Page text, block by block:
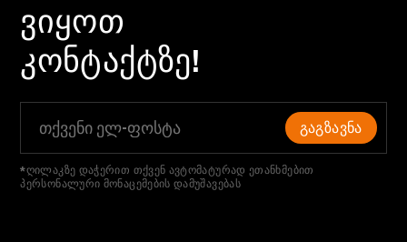
ᲕᲘᲧᲝᲗ
ᲙᲝᲜᲢᲐᲥᲢᲖᲔ!
ᲒᲐᲒᲖᲐᲕᲜᲐ
*ღილაკზე დაჭერით თქვენ ავტომატურად ეთანხმებით
პერსონალური მონაცემების დამუშავებას